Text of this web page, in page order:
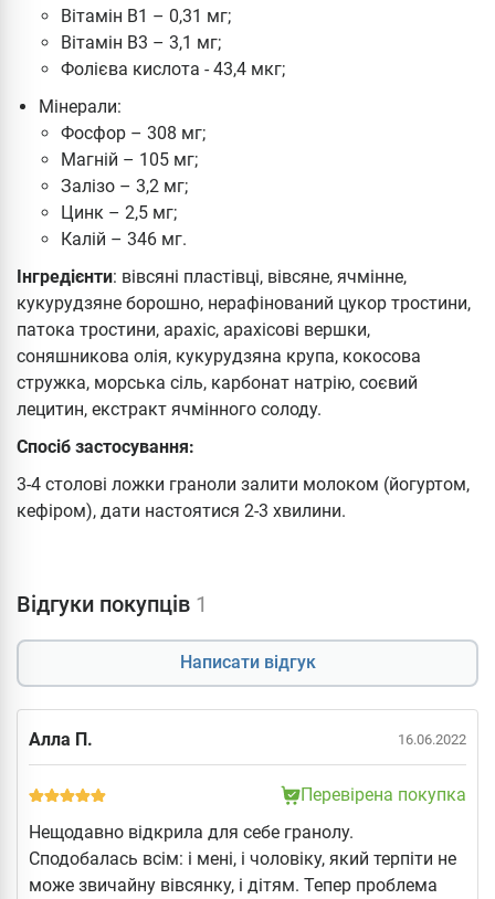
Вітамін В1 – 0,31 мг;
Вітамін В3 – 3,1 мг;
Фолієва кислота - 43,4 мкг;
Мінерали:
Фосфор – 308 мг;
Магній – 105 мг;
Залізо – 3,2 мг;
Цинк – 2,5 мг;
Калій – 346 мг.
Інгредієнти: вівсяні пластівці, вівсяне, ячмінне,
кукурудзяне борошно, нерафінований цукор тростини,
патока тростини, арахіс, арахісові вершки,
соняшникова олія, кукурудзяна крупа, кокосова
стружка, морська сіль, карбонат натрію, соєвий
лецитин, екстракт ячмінного солоду.
Спосіб застосування:
3-4 столові ложки граноли залити молоком (йогуртом,
кефіром), дати настоятися 2-3 хвилини.
Відгуки покупців 1
Написати відгук
Алла П. 16.06.2022
Перевірена покупка
Нещодавно відкрила для себе гранолу.
Сподобалась всім: і мені, і чоловіку, який терпіти не
може звичайну вівсянку, і дітям. Тепер проблема